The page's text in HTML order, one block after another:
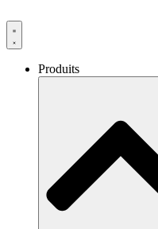
Produits